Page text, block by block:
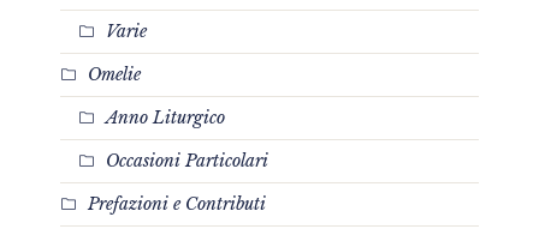
Varie
Omelie
Anno Liturgico
Occasioni Particolari
Prefazioni e Contributi